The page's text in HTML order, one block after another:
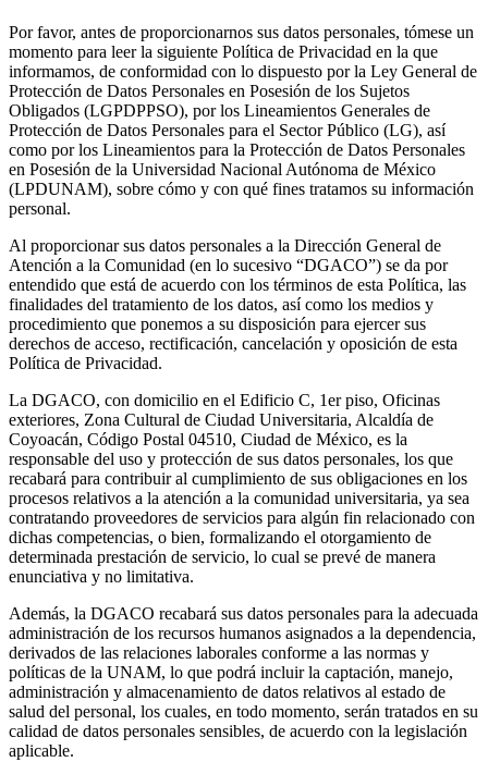
Por favor, antes de proporcionarnos sus datos personales, tómese un
momento para leer la siguiente Política de Privacidad en la que
informamos, de conformidad con lo dispuesto por la Ley General de
Protección de Datos Personales en Posesión de los Sujetos
Obligados (LGPDPPSO), por los Lineamientos Generales de
Protección de Datos Personales para el Sector Público (LG), así
como por los Lineamientos para la Protección de Datos Personales
en Posesión de la Universidad Nacional Autónoma de México
(LPDUNAM), sobre cómo y con qué fines tratamos su información
personal.
Al proporcionar sus datos personales a la Dirección General de
Atención a la Comunidad (en lo sucesivo “DGACO”) se da por
entendido que está de acuerdo con los términos de esta Política, las
finalidades del tratamiento de los datos, así como los medios y
procedimiento que ponemos a su disposición para ejercer sus
derechos de acceso, rectificación, cancelación y oposición de esta
Política de Privacidad.
La DGACO, con domicilio en el Edificio C, 1er piso, Oficinas
exteriores, Zona Cultural de Ciudad Universitaria, Alcaldía de
Coyoacán, Código Postal 04510, Ciudad de México, es la
responsable del uso y protección de sus datos personales, los que
recabará para contribuir al cumplimiento de sus obligaciones en los
procesos relativos a la atención a la comunidad universitaria, ya sea
contratando proveedores de servicios para algún fin relacionado con
dichas competencias, o bien, formalizando el otorgamiento de
determinada prestación de servicio, lo cual se prevé de manera
enunciativa y no limitativa.
Además, la DGACO recabará sus datos personales para la adecuada
administración de los recursos humanos asignados a la dependencia,
derivados de las relaciones laborales conforme a las normas y
políticas de la UNAM, lo que podrá incluir la captación, manejo,
administración y almacenamiento de datos relativos al estado de
salud del personal, los cuales, en todo momento, serán tratados en su
calidad de datos personales sensibles, de acuerdo con la legislación
aplicable.